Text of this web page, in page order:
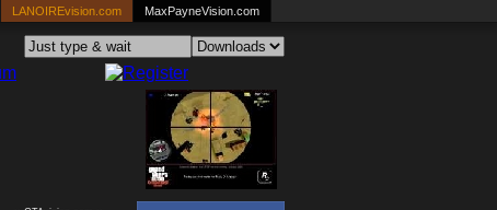
LANOIREvision.com MaxPayneVision.com